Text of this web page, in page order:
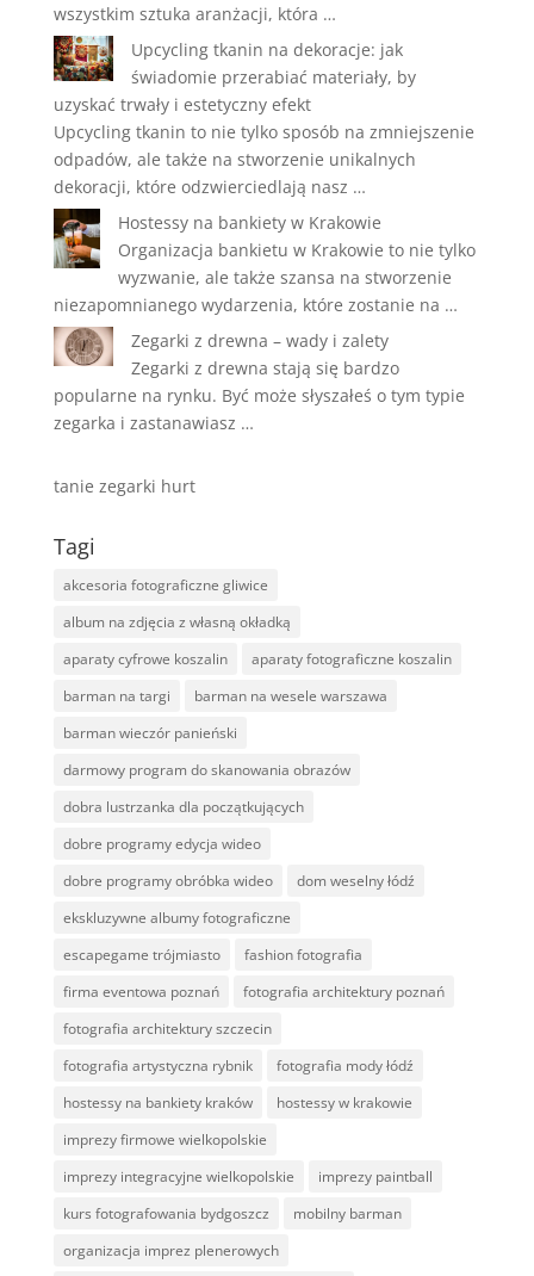
wszystkim sztuka aranżacji, która …
Upcycling tkanin na dekoracje: jak
świadomie przerabiać materiały, by
uzyskać trwały i estetyczny efekt
Upcycling tkanin to nie tylko sposób na zmniejszenie
odpadów, ale także na stworzenie unikalnych
dekoracji, które odzwierciedlają nasz …
Hostessy na bankiety w Krakowie
Organizacja bankietu w Krakowie to nie tylko
wyzwanie, ale także szansa na stworzenie
niezapomnianego wydarzenia, które zostanie na …
Zegarki z drewna – wady i zalety
Zegarki z drewna stają się bardzo
popularne na rynku. Być może słyszałeś o tym typie
zegarka i zastanawiasz …
tanie zegarki hurt
Tagi
akcesoria fotograficzne gliwice
album na zdjęcia z własną okładką
aparaty cyfrowe koszalin
aparaty fotograficzne koszalin
barman na targi
barman na wesele warszawa
barman wieczór panieński
darmowy program do skanowania obrazów
dobra lustrzanka dla początkujących
dobre programy edycja wideo
dobre programy obróbka wideo
dom weselny łódź
ekskluzywne albumy fotograficzne
escapegame trójmiasto
fashion fotografia
firma eventowa poznań
fotografia architektury poznań
fotografia architektury szczecin
fotografia artystyczna rybnik
fotografia mody łódź
hostessy na bankiety kraków
hostessy w krakowie
imprezy firmowe wielkopolskie
imprezy integracyjne wielkopolskie
imprezy paintball
kurs fotografowania bydgoszcz
mobilny barman
organizacja imprez plenerowych